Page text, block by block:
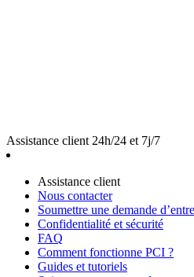
Assistance client 24h/24 et 7j/7
Assistance client
Nous contacter
Soumettre une demande
Confidentialité et sécurité
FAQ
Comment fonctionne PCI ?
Guides et tutoriels